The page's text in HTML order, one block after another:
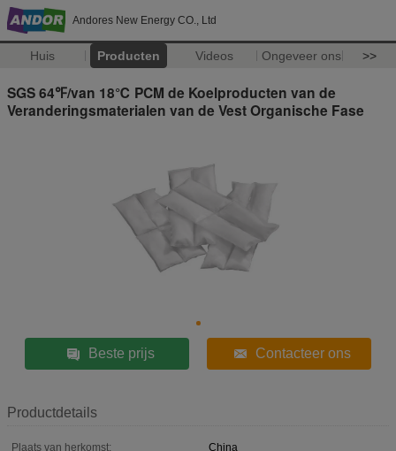
Andores New Energy CO., Ltd
Huis Producten Videos Ongeveer ons >>
SGS 64℉/van 18℃ PCM de Koelproducten van de
Veranderingsmaterialen van de Vest Organische Fase
Beste prijs Contacteer ons
Productdetails
Plaats van herkomst:
China